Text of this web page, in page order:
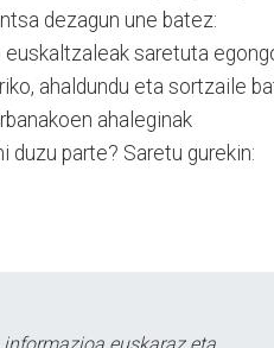
dezagun une batez:
saretuta
ahaldundu eta sortzaile
ahaleginak
duzu parte? Saretu gurekin: